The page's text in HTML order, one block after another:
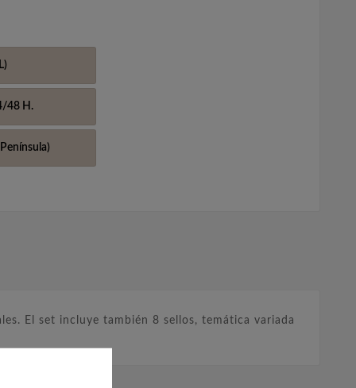
48 H.
El set incluye también 8 sellos, temática variada